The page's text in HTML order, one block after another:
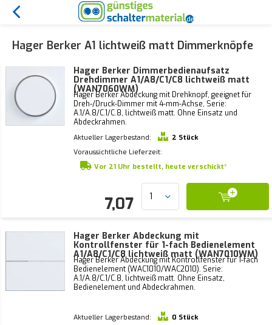
Hager Berker A1 lichtweiß matt Dimmerknöpfe
Hager Berker Dimmerbedienaufsatz
Drehdimmer A1/A8/C1/C8 lichtweiß matt
(WAN7060WM)
Hager Berker Abdeckung mit Drehknopf, geeignet für
Dreh-/Druck-Dimmer mit 4-mm-Achse, Serie:
A.1/A.8/C.1/C.8, lichtweiß matt. Ohne Einsatz und
Abdeckrahmen.
Aktueller Lagerbestand:
2 Stück
Voraussichtliche Lieferzeit:
Vor 21 Uhr bestellt, heute verschickt*
7,07
Hager Berker Abdeckung mit
Kontrollfenster für 1-fach Bedienelement
A1/A8/C1/C8 lichtweiß matt (WAN7010WM)
Hager Berker Abdeckung mit Kontrollfenster für 1-fach
Bedienelement (WAC1010/WAC2010). Serie:
A.1/A.8/C.1/C.8, lichtweiß matt. Ohne Einsatz,
Bedienelement und Abdeckrahmen.
Aktueller Lagerbestand:
0 Stück